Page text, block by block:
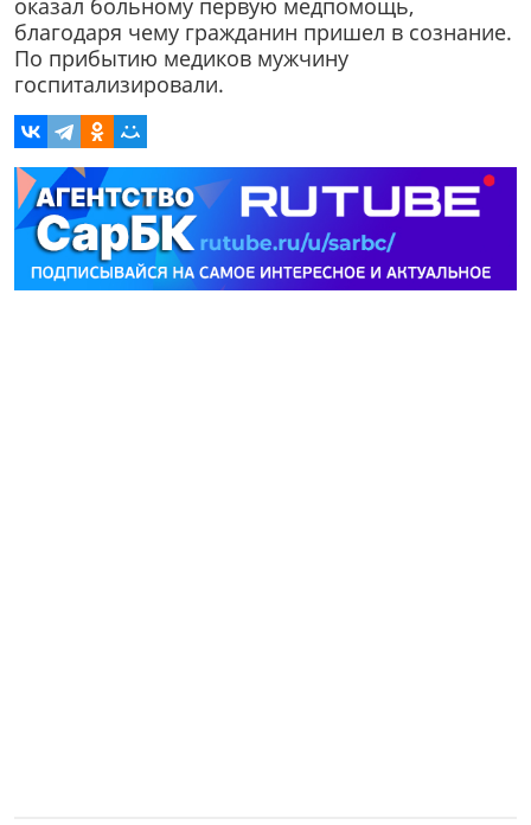
благодаря чему гражданин пришел в сознание.
По прибытию медиков мужчину
госпитализировали.